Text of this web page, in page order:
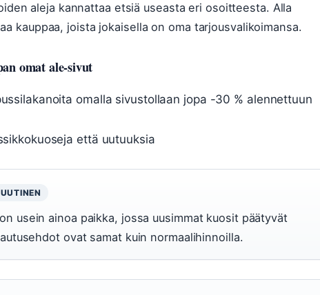
aleja kannattaa etsiä useasta eri osoitteesta. Alla
kauppaa, joista jokaisella on oma tarjousvalikoimansa.
omat ale-sivut
omalla sivustollaan jopa -30 % alennettuun
että uutuuksia
usein ainoa paikka, jossa uusimmat kuosit päätyvät
ovat samat kuin normaalihinnoilla.